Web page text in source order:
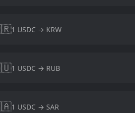
1 USDC → KRW
1 USDC → RUB
1 USDC → SAR